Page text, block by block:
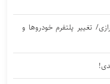
تغییر پلتفرم خودروها و